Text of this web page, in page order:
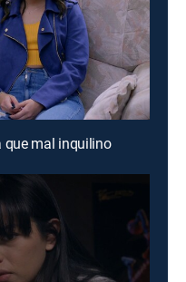
que mal inquilino